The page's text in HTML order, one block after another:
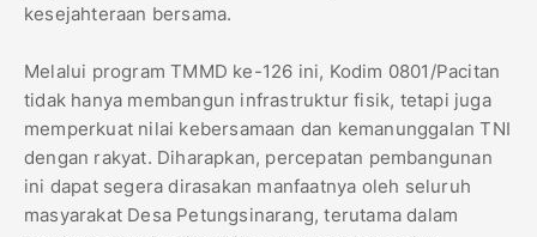
kesejahteraan bersama.
Melalui program TMMD ke-126 ini, Kodim 0801/Pacitan
tidak hanya membangun infrastruktur fisik, tetapi juga
memperkuat nilai kebersamaan dan kemanunggalan TNI
dengan rakyat. Diharapkan, percepatan pembangunan
ini dapat segera dirasakan manfaatnya oleh seluruh
masyarakat Desa Petungsinarang, terutama dalam